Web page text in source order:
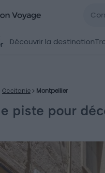
Découvrir la destination
Occitanie Montpellier
piste pour